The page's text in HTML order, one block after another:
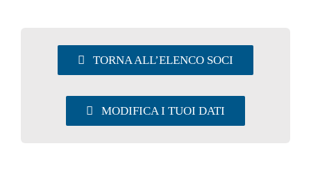
TORNA ALL’ELENCO SOCI
MODIFICA I TUOI DATI